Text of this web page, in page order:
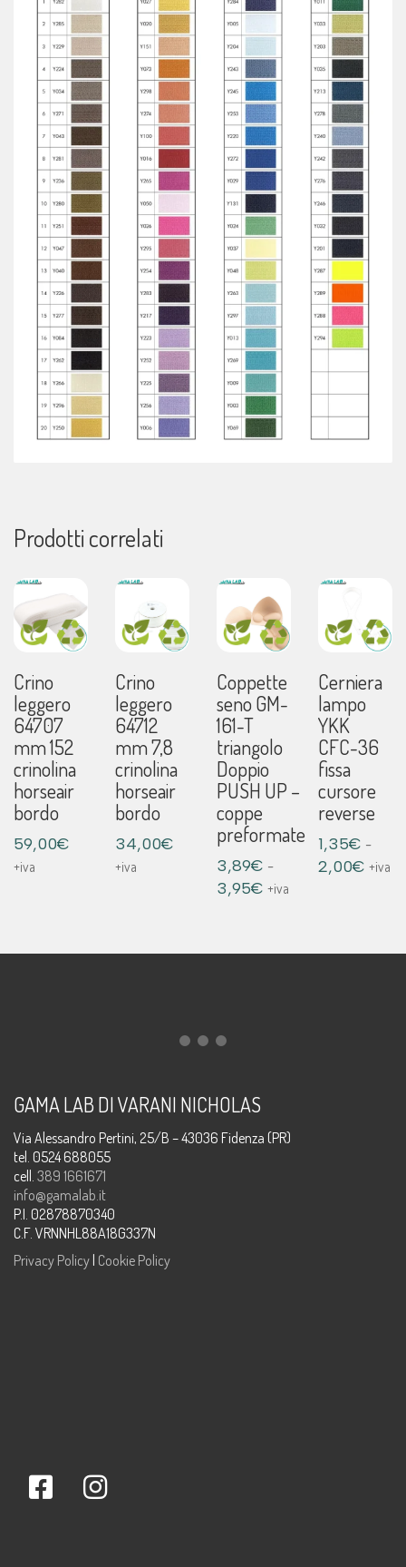
Prodotti correlati
Crino
leggero
64707
mm 152
crinolina
horseair
bordo
59,00€
+iva
Crino
leggero
64712
mm 7,8
crinolina
horseair
bordo
34,00€
+iva
Coppette
seno GM-
161-T
triangolo
Doppio
PUSH UP –
coppe
preformate
3,89€ -
3,95€ Fascia
da
+iva
Cerniera
lampo
YKK
CFC-36
fissa
cursore
reverse
1,35€ -
2,00€ Fascia
1,35€
+iva
GAMA LAB DI VARANI NICHOLAS
Via Alessandro Pertini, 25/B – 43036 Fidenza (PR)
tel. 0524 688055
cell. 389 1661671
info@gamalab.it
P.I. 02878870340
C.F. VRNNHL88A18G337N
Privacy Policy Cookie Policy